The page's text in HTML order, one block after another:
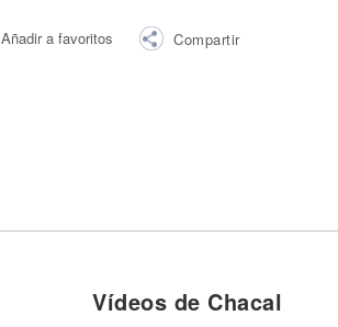
Añadir a favoritos Compartir
Vídeos de Chacal